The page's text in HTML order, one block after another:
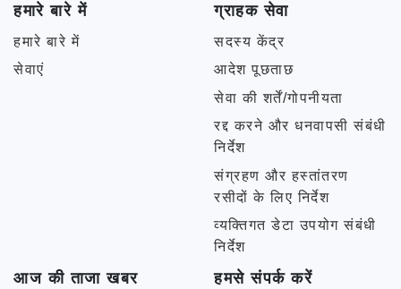
हमारे बारे में
हमारे बारे में
सेवाएं
ग्राहक सेवा
सदस्य केंद्र
आदेश पूछताछ
सेवा की शर्तें/गोपनीयता
रद्द करने और धनवापसी संबंधी
निर्देश
संग्रहण और हस्तांतरण
रसीदों के लिए निर्देश
व्यक्तिगत डेटा उपयोग संबंधी
निर्देश
आज की ताजा खबर हमसे संपर्क करें